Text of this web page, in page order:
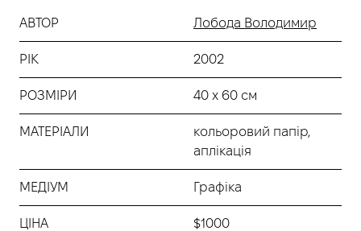
АВТОР Лобода Володимир
РІК 2002
РОЗМІРИ 40 х 60 см
МАТЕРІАЛИ
кольоровий папір,
аплікація
МЕДІУМ Графіка
ЦІНА $1000